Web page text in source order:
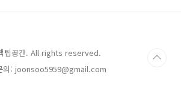
팁공간. All rights reserved.
의: joonsoo5959@gmail.com